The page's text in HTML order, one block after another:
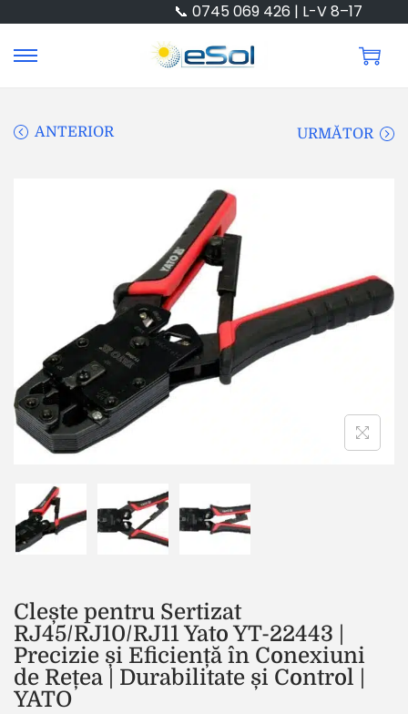
📞 0745 069 426 | L-V 8–17
ANTERIOR URMĂTOR
Clește pentru Sertizat
RJ45/RJ10/RJ11 Yato YT-22443 |
Precizie și Eficiență în Conexiuni
de Rețea | Durabilitate și Control |
YATO